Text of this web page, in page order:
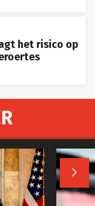
het risico op
